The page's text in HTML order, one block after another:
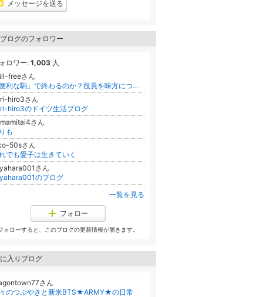
メッセージを送る
ログのフォロワー
ロワー: 1,003 人
freeさん
「便利な駒」で終わるのか？役員を味方につけ、言い値で成約する参謀の作法
hiro3さん
hiro3のドイツ生活ブログ
さん
も
50sさん
でも愛子は生きていく
さん
のブログ
一覧を見る
フォロー
ォローすると、このブログの更新情報が届きます。
入りブログ
さん
のつぶやきと新米BTS★ARMY★の日常